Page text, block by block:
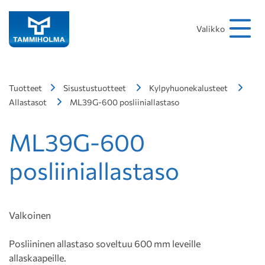
Valikko
Tuotteet Sisustustuotteet
Kylpyhuonekalusteet
Allastasot
ML39G-600 posliiniallastaso
ML39G-600
posliiniallastaso
Valkoinen
Posliininen allastaso soveltuu 600 mm leveille
allaskaapeille.